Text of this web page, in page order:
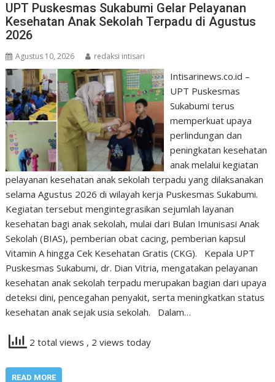
UPT Puskesmas Sukabumi Gelar Pelayanan
Kesehatan Anak Sekolah Terpadu di Agustus
2026
Agustus 10, 2026 redaksi intisari
Intisarinews.co.id –
UPT Puskesmas
Sukabumi terus
memperkuat upaya
perlindungan dan
peningkatan kesehatan
anak melalui kegiatan
pelayanan kesehatan anak sekolah terpadu yang dilaksanakan
selama Agustus 2026 di wilayah kerja Puskesmas Sukabumi.
Kegiatan tersebut mengintegrasikan sejumlah layanan
kesehatan bagi anak sekolah, mulai dari Bulan Imunisasi Anak
Sekolah (BIAS), pemberian obat cacing, pemberian kapsul
Vitamin A hingga Cek Kesehatan Gratis (CKG). Kepala UPT
Puskesmas Sukabumi, dr. Dian Vitria, mengatakan pelayanan
kesehatan anak sekolah terpadu merupakan bagian dari upaya
deteksi dini, pencegahan penyakit, serta meningkatkan status
kesehatan anak sejak usia sekolah. Dalam…
2 total views , 2 views today
READ MORE